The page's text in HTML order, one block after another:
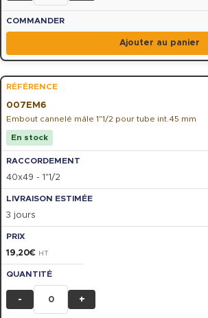
Ajouter au panier
007EM6
Embout cannelé mâle 1"1/2 pour tube int.45 mm
En stock
40x49 - 1"1/2
3 jours
19,20€ HT
- +